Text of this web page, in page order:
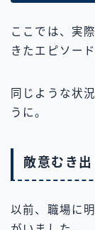
ここでは、実
きたエピソー
同じような状
うに。
敵意むき
以前、職場に